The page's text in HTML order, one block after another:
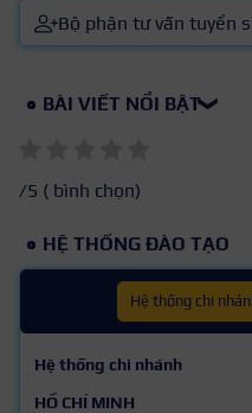
Bộ phận tư vấn tuyển
BÀI VIẾT NỔI BẬT❯
/5 ( bình chọn)
HỆ THỐNG ĐÀO TẠO
Hệ thống chi
Hệ thống chi nhánh
HỒ CHÍ MINH